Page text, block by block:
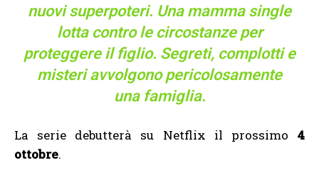
nuovi superpoteri. Una mamma single
lotta contro le circostanze per
proteggere il figlio. Segreti, complotti e
misteri avvolgono pericolosamente
una famiglia.
La serie debutterà su Netflix il prossimo 4
ottobre.